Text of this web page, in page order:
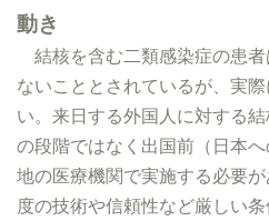
動き
結核を含む二類感染症の患
ないこととされているが、実
い。来日する外国人に対する
の段階ではなく出国前（日本
地の医療機関で実施する必要
度の技術や信頼性など厳しい